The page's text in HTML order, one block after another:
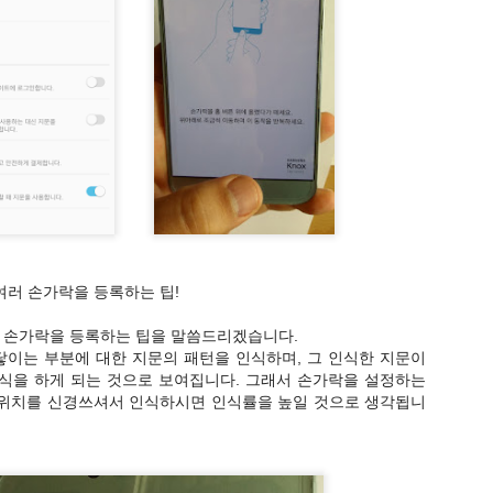
러 손가락을 등록하는 팁!
가락을 등록하는 팁을 말씀드리겠습니다.
이는 부분에 대한 지문의 패턴을 인식하며, 그 인식한 지문이
을 하게 되는 것으로 보여집니다. 그래서 손가락을 설정하는
치를 신경쓰셔서 인식하시면 인식률을 높일 것으로 생각됩니
선택해서 붉은색 테두리 우측의 QR코드 버튼을 누르면 현재 검색된